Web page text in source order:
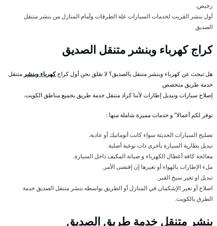
رخيص.
أول بنشر القريت لخدمات السيارات علة الطرقات وأمام المنازل من بنشر متنقل
الصديق
كراج كهرباء وبنشر متنقل الصديق
هل تبحث عن كهرباء وبنشر متنقل بالصديق؟ لا تقلق نحن أول كراجكهرباء وبنشر متنقل
خدمة طريق متخصص
إصلاح سيارات وتبديل إطارات لأننا كراد متنقل خدمة طريق بجميع مناطق الكويت.
نوفر لكم أعمالا” و خدمات مميزة شاملة منها :
تصليح السيارات الحديثة سواء كانت أتوماتيك أو عادية.
تبديل بطارية السيارة بأخرى ذات نوعية أصلية.
معالجة كافة أعطال الكهرباء و صيانة المكيف داخل السيارة.
ملء الإطارات بالهواء أو تغيرها إن إقتضى الأمر.
تبديل او تغير سيخ القير.
اصلاح أو تغير الإشكمان في المنازل أو الطريق بواسطه بنشر متنقل الصديق خدمة
الطرق بالكويت.
بنشر متنقل خدمة طريق الصديق